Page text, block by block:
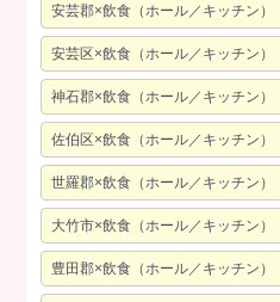
安芸郡×飲食（ホール／キッチン）
安芸区×飲食（ホール／キッチン）
神石郡×飲食（ホール／キッチン）
佐伯区×飲食（ホール／キッチン）
世羅郡×飲食（ホール／キッチン）
大竹市×飲食（ホール／キッチン）
豊田郡×飲食（ホール／キッチン）